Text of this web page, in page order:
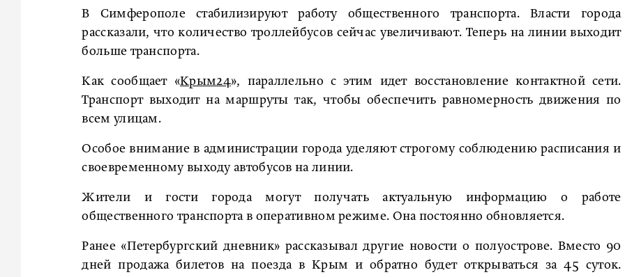
В Симферополе стабилизируют работу общественного транспорта. Власти города
рассказали, что количество троллейбусов сейчас увеличивают. Теперь на линии выходит
больше транспорта.
Как сообщает «Крым24», параллельно с этим идет восстановление контактной сети.
Транспорт выходит на маршруты так, чтобы обеспечить равномерность движения по
всем улицам.
Особое внимание в администрации города уделяют строгому соблюдению расписания и
своевременному выходу автобусов на линии.
Жители и гости города могут получать актуальную информацию о работе
общественного транспорта в оперативном режиме. Она постоянно обновляется.
Ранее «Петербургский дневник» рассказывал другие новости о полуострове. Вместо 90
дней продажа билетов на поезда в Крым и обратно будет открываться за 45 суток.